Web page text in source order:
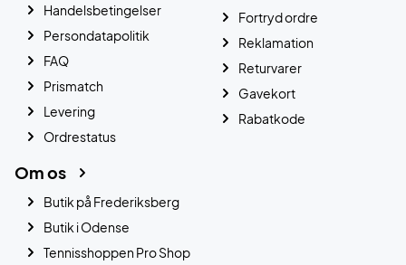
Handelsbetingelser
Persondatapolitik
FAQ
Prismatch
Levering
Ordrestatus
Fortryd ordre
Reklamation
Returvarer
Gavekort
Rabatkode
Om os
Butik på Frederiksberg
Butik i Odense
Tennisshoppen Pro Shop